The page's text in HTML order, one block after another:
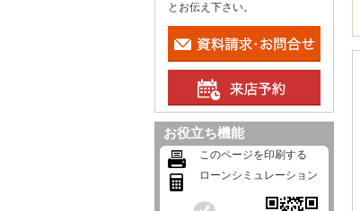
とお伝え下さい。
お役立ち機能
このページを印刷する
ローンシミュレーション